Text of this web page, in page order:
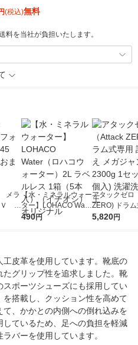
(税込)無料
料を当社が負担いたします。
メラ
Ｖ 4
け
【水・ミネラルウォー
ター】LOHACO Wate
r（ロハコウォータ
490円
アタックゼロ
ZERO) ドラ
詰め替え メガ
5,820円
皮革を使用しています。靴底の
グリップ性を追求しました。靴
ポーツシューズにも採用してい
搭載し、クッション性を高めて
、かかとの内側への倒れ込みを
ているため、足への負担を軽減
バーを使用しています。